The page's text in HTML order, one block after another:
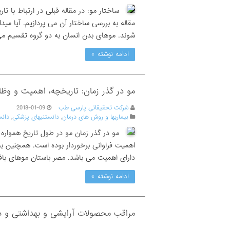
ساختار مو: در مقاله قبلی در ارتباط
مقاله به بررسی ساختار آن می پردازیم. آیا
شوند. موهای بدن انسان به دو گروه تقسیم
ادامه نوشته »
مو در گذر زمان: تاریخچه، اهمیت و
شرکت تحقیقاتی پارسی طب
2018-01-09
بیماریها و روش های درمان, دانستنیهای پزشکی,
مو در گذر زمان مو در طول تاریخ
اهمیت فراوانی برخوردار بوده است.
دارای اهمیت می باشد. مصر باستان
ادامه نوشته »
مراقب محصولات آرایشی و بهداشتی و